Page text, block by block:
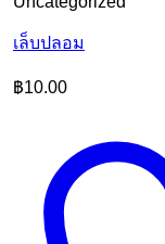
เล็บปลอม
฿10.00